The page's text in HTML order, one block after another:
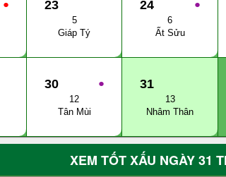
● 23
5
Giáp Tý
●
24
6
Ất Sửu
●
30
12
Tân Mùi
31
13
Nhâm Thân
XEM TỐT XẤU NGÀY 31